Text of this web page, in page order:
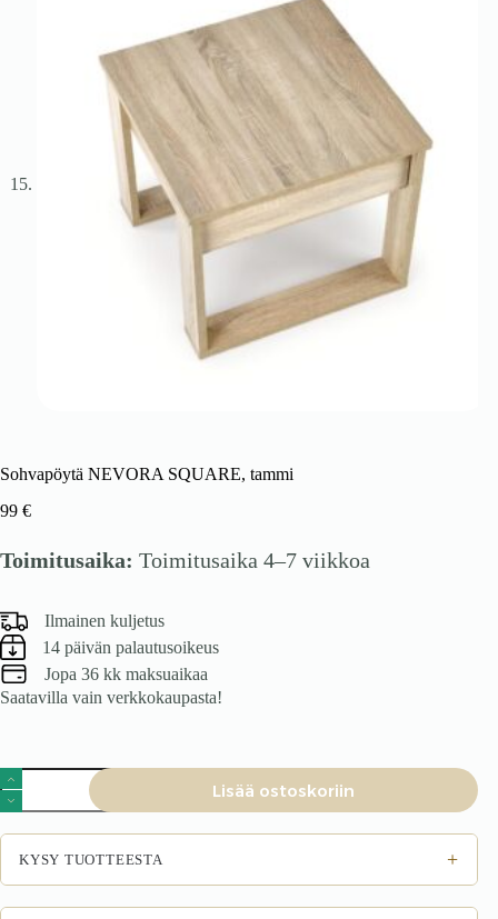
Sohvapöytä NEVORA SQUARE, tammi
99 €
Toimitusaika: Toimitusaika 4–7 viikkoa
Ilmainen kuljetus
14 päivän palautusoikeus
Jopa 36 kk maksuaikaa
Saatavilla vain verkkokaupasta!
Sohvapöytä
NEVORA
SQUARE,
tammi
määrä
Lisää ostoskoriin
KYSY TUOTTEESTA +